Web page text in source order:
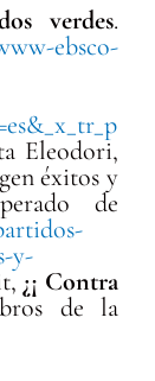
verdes.
ebsco-
Eleodori,
éxitos y
de
y-
¿¡ Contra
de la